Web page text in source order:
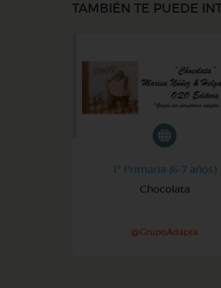
TAMBIÉN TE PUEDE
1º Primaria (6-7 años)
Chocolata
@GrupoAdapta